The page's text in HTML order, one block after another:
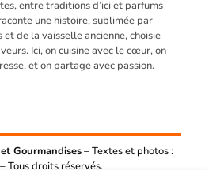
entre traditions d’ici et parfums
une histoire, sublimée par
et de la vaisselle ancienne, choisie
Ici, on cuisine avec le cœur, on
et on partage avec passion.
Gourmandises– Textes et photos :
Tous droits réservés.